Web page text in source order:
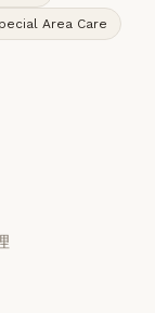
Area Care